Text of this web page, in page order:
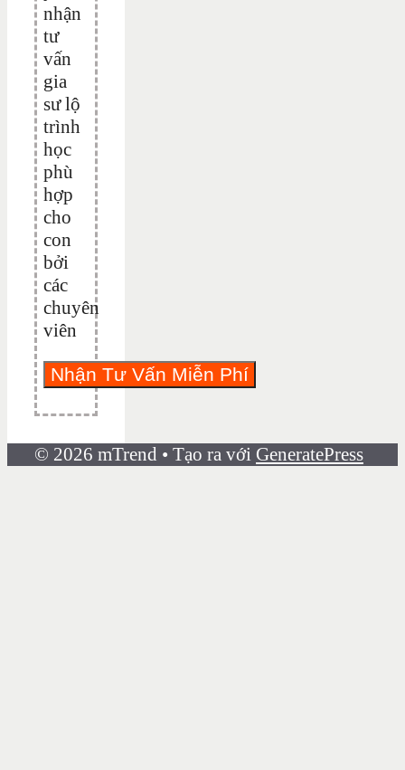
nhận
tư
vấn
gia
sư lộ
trình
học
phù
hợp
cho
con
bởi
các
chuyên
viên
© 2026 mTrend • Tạo ra với GeneratePress